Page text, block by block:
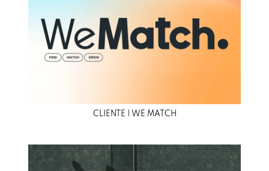
CLIENTE | WE MATCH